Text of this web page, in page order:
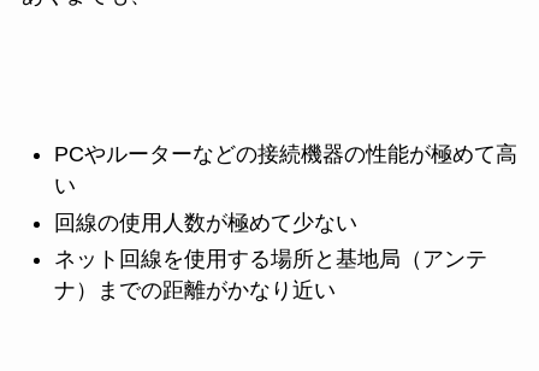
PCやルーターなどの接続機器の性能が極めて高
い
回線の使用人数が極めて少ない
ネット回線を使用する場所と基地局（アンテ
ナ）までの距離がかなり近い